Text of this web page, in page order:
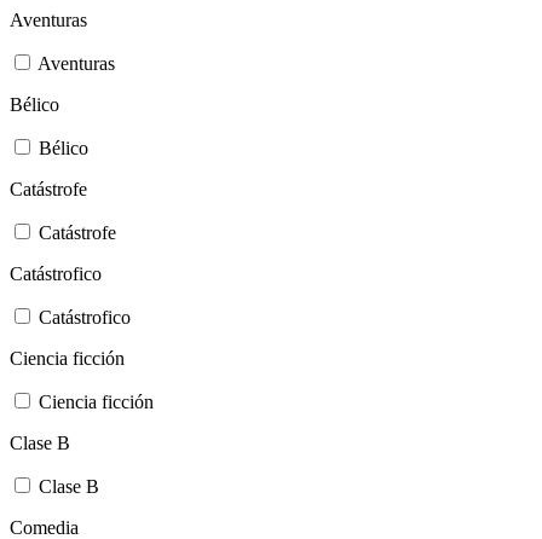
Aventuras
Aventuras
Bélico
Bélico
Catástrofe
Catástrofe
Catástrofico
Catástrofico
Ciencia ficción
Ciencia ficción
Clase B
Clase B
Comedia